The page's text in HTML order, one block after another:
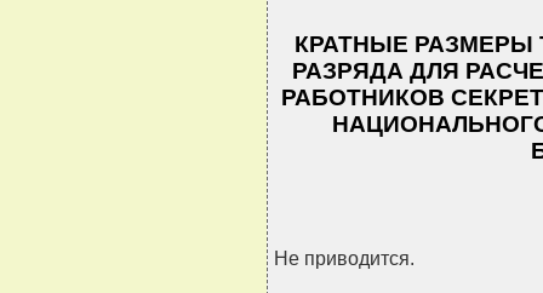
КРАТНЫЕ РАЗМЕРЫ
РАЗРЯДА ДЛЯ
РАБОТНИКОВ
Не приводится.